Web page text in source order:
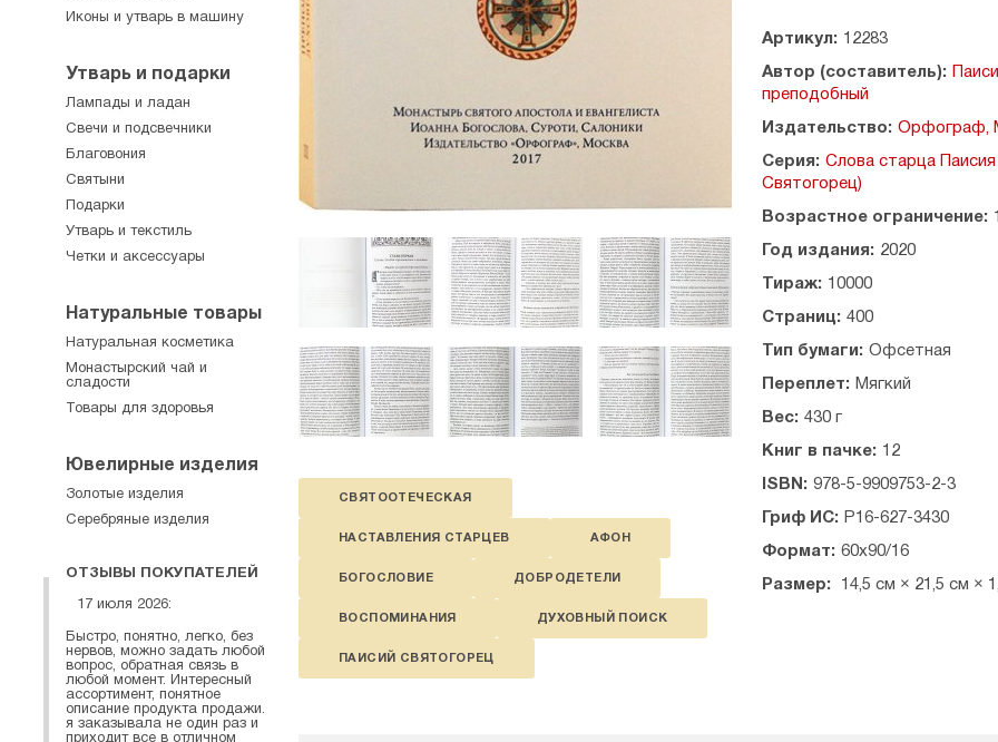
СВЯТООТЕЧЕСКАЯ
НАСТАВЛЕНИЯ СТАРЦЕВ АФОН
БОГОСЛОВИЕ ДОБРОДЕТЕЛИ
ВОСПОМИНАНИЯ ДУХОВНЫЙ ПОИСК
ПАИСИЙ СВЯТОГОРЕЦ
наследие, собранное за
селения Суроти в Греции.
полезную всем: мирянам,
После преставления
поучений и бесед — был
использования в
чтобы вы работали,
с людьми, в первую очередь
Божию. Его живая и
житейские истории не
обеспокоенностью» о своем
возможно соблюдать
Паисия в лике преподобных
драгоценные жемчужины,
Рекомендовано к
Содержание:
Предисловие — 9
Артикул: 12283
Автор (составитель):
преподобный
Издательство: Орфограф,
Серия: Слова старца
Святогорец)
Возрастное ограничение:
Год издания: 2020
Тираж: 10000
Страниц: 400
Тип бумаги: Офсетная
Переплет: Мягкий
Вес: 430 г
Книг в пачке: 12
ISBN: 978-5-9909753-2-3
Гриф ИС: Р16-627-3430
Формат: 60x90/16
Размер: 14,5 см × 21,5 см ×
Иконы и утварь в машину
Утварь и подарки
Лампады и ладан
Свечи и подсвечники
Благовония
Святыни
Подарки
Утварь и текстиль
Четки и аксессуары
Натуральные товары
Натуральная косметика
Монастырский чай и
сладости
Товары для здоровья
Ювелирные изделия
Золотые изделия
Серебряные изделия
ОТЗЫВЫ ПОКУПАТЕЛЕЙ
17 июля 2026:
Быстро, понятно, легко, без
нервов, можно задать любой
вопрос, обратная связь в
любой момент. Интересный
ассортимент, понятное
описание продукта продажи.
я заказывала не один раз и
приходит все в отличном